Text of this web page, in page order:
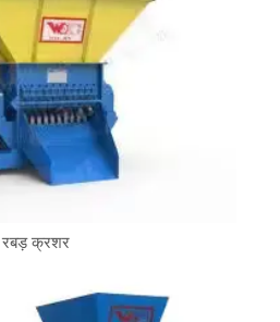
रबड़ क्रशर